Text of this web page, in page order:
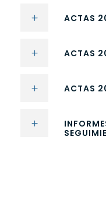
ACTAS
ACTAS
ACTAS